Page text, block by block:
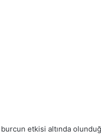
etkisi altında